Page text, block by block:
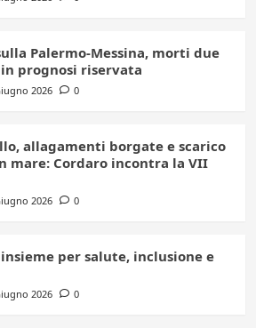
Palermo-Messina, morti due
prognosi riservata
2026 0
allagamenti borgate e scarico
mare: Cordaro incontra la VII
2026 0
insieme per salute, inclusione e
2026 0